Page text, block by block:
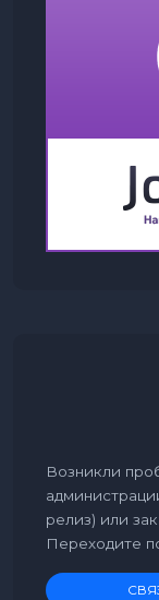
Возникли
релиз) или
Переходите